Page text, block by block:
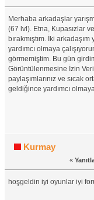
Merhaba arkadaşlar
(67 lvl). Etna, Kupasızlar
bırakmıştım. İki
yardımcı olmaya
görmemiştim. Bu gün
Görüntülenmesine İzin
paylaşımlarınız ve sıcak
geldiğince yardımcı
Kurmay
«
hoşgeldin iyi oyunlar iyi